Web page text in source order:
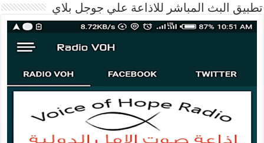
تطبيق البث المباشر للاذاعة علي جوجل بلاي